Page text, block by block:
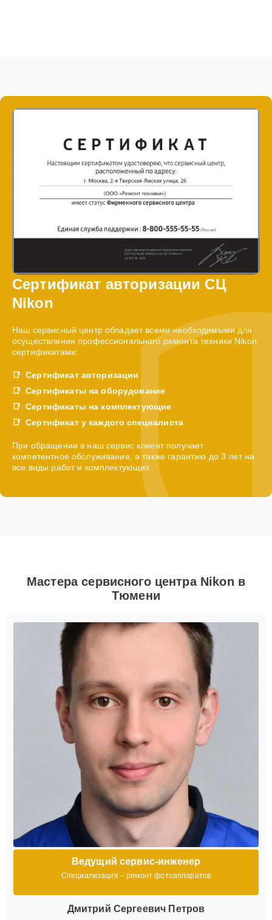
Сертификат авторизации СЦ
Nikon
Наш сервисный центр обладает всеми необходимыми для
осуществления профессионального ремонта техники Nikon
сертификатами:
Сертификат авторизации
Сертификаты на оборудование
Сертификаты на комплектующие
Сертификат у каждого специалиста
При обращении в наш сервис клиент получает
компетентное обслуживание, а также гарантию до 3 лет на
все виды работ и комплектующих.
Мастера сервисного центра Nikon в
Тюмени
Ведущий сервис-инженер
Специализация – ремонт фотоаппаратов
Дмитрий Сергеевич Петров